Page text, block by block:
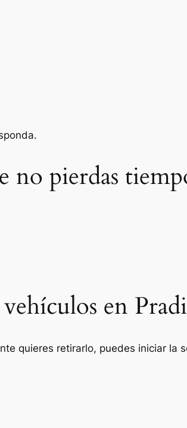
no pierdas
en
quieres retirarlo, puedes iniciar la